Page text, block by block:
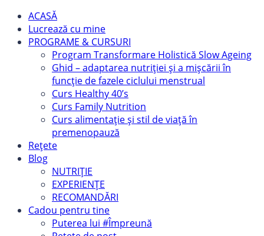
ACASĂ
Lucrează cu mine
PROGRAME & CURSURI
Program Transformare Holistică Slow Ageing
Ghid – adaptarea nutriției și a mișcării în
funcție de fazele ciclului menstrual
Curs Healthy 40’s
Curs Family Nutrition
Curs alimentație și stil de viață în
premenopauză
Rețete
Blog
NUTRIȚIE
EXPERIENȚE
RECOMANDĂRI
Cadou pentru tine
Puterea lui #Împreună